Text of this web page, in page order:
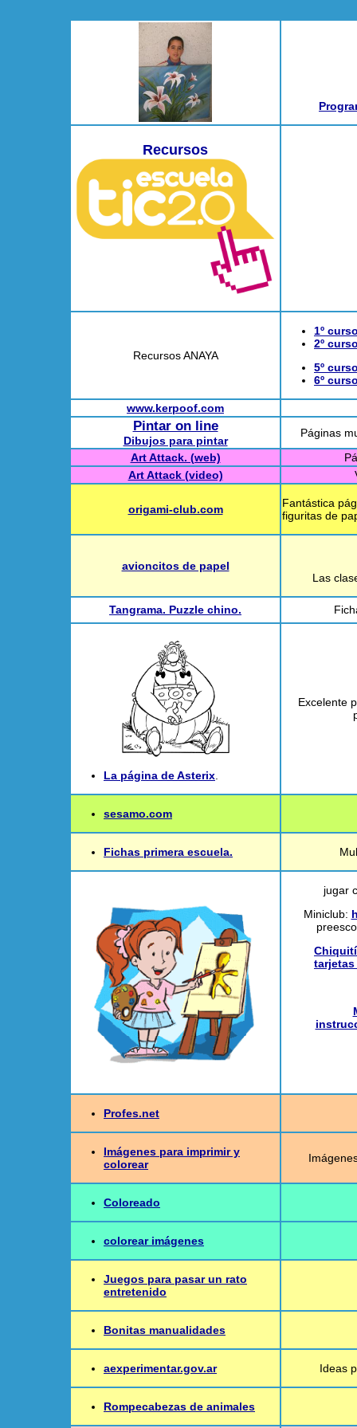
Recursos
Recursos ANAYA
1º
2º
5º
6º
www.kerpoof.com
Pintar on line
Dibujos para pintar
Páginas
Art Attack. (web)
Art Attack (video)
origami-club.com
Fantástica
figuritas de
avioncitos de papel
Las
Tangrama. Puzzle chino.
La página de Asterix
Excelente
sesamo.com
Fichas primera escuela.
jugar
Miniclub:
tarjetas
Profes.net
Imágenes para imprimir y
colorear
Coloreado
colorear imágenes
Juegos para pasar un rato
entretenido
Bonitas manualidades
aexperimentar.gov.ar Ideas
Rompecabezas de animales